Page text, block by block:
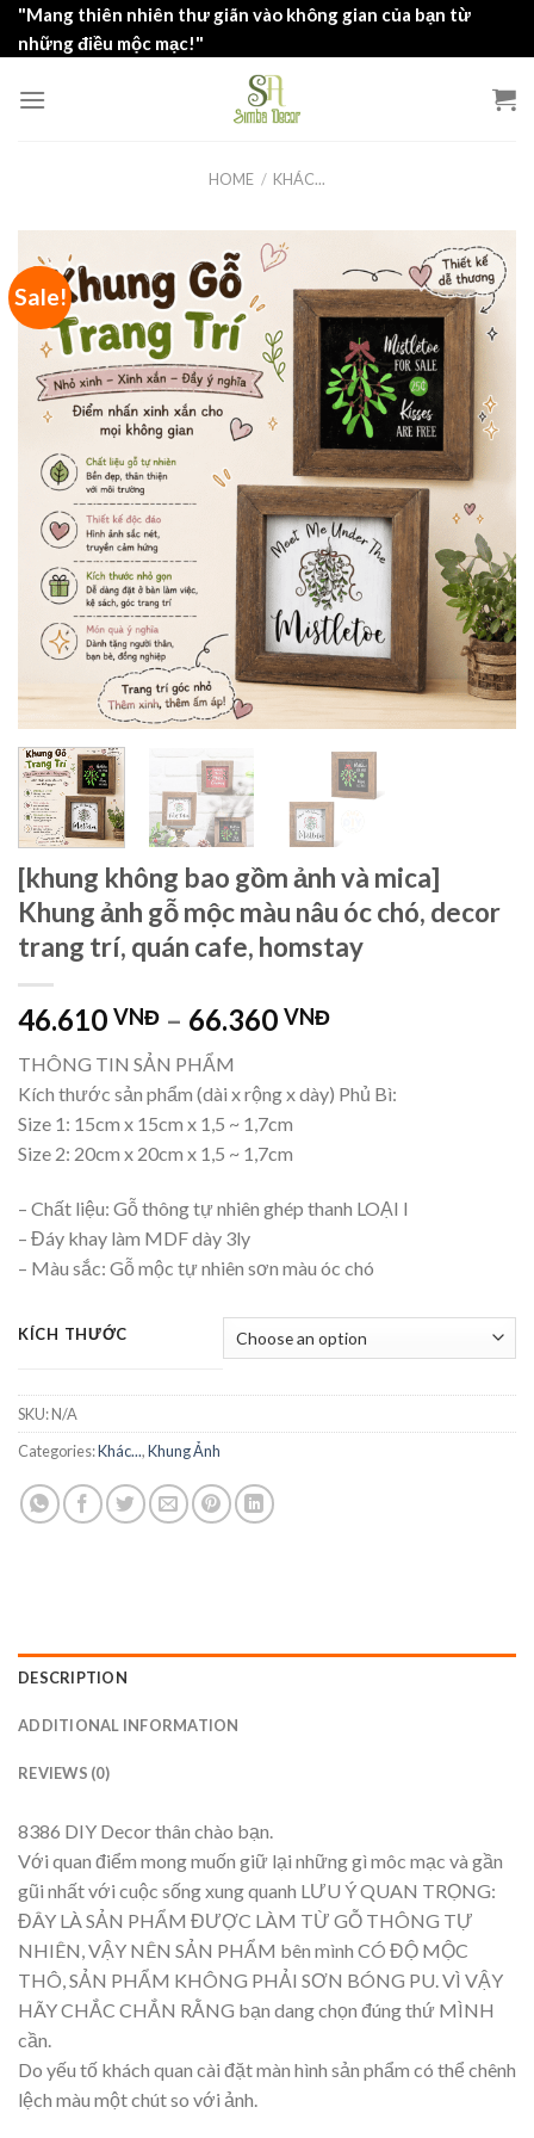
Skip"Mang thiên nhiên thư giãn vào không gian của bạn từ
những điều mộc mạc!"
HOME / KHÁC...
Sale!
[khung không bao gồm ảnh và mica]
Khung ảnh gỗ mộc màu nâu óc chó, decor
trang trí, quán cafe, homstay
46.610 VNĐ – 66.360 VNĐ
THÔNG TIN SẢN PHẨM
Kích thước sản phẩm (dài x rộng x dày) Phủ Bì:
Size 1: 15cm x 15cm x 1,5 ~ 1,7cm
Size 2: 20cm x 20cm x 1,5 ~ 1,7cm
– Chất liệu: Gỗ thông tự nhiên ghép thanh LOẠI I
– Đáy khay làm MDF dày 3ly
– Màu sắc: Gỗ mộc tự nhiên sơn màu óc chó
KÍCH THƯỚC
SKU:N/A
Categories:Khác...,Khung Ảnh
DESCRIPTION
ADDITIONAL INFORMATION
REVIEWS (0)
8386 DIY Decor thân chào bạn.
Với quan điểm mong muốn giữ lại những gì môc mạc và gần
gũi nhất với cuộc sống xung quanh LƯU Ý QUAN TRỌNG:
ĐÂY LÀ SẢN PHẨM ĐƯỢC LÀM TỪ GỖ THÔNG TỰ
NHIÊN, VẬY NÊN SẢN PHẨM bên mình CÓ ĐỘ MỘC
THÔ, SẢN PHẨM KHÔNG PHẢI SƠN BÓNG PU. VÌ VẬY
HÃY CHẮC CHẮN RẰNG bạn dang chọn đúng thứ MÌNH
cần.
Do yếu tố khách quan cài đặt màn hình sản phẩm có thể chênh
lệch màu một chút so với ảnh.